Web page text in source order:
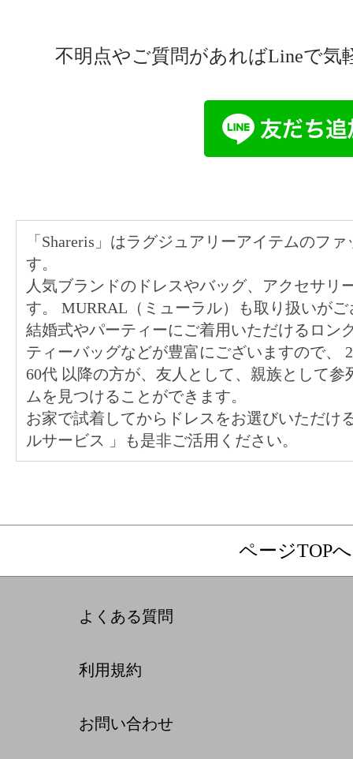
不明点やご質問があればLineで気
「Shareris」はラグジュアリーアイテムのフ
す。
人気ブランドのドレスやバッグ、アクセサリ
す。 MURRAL（ミューラル）も取り扱いが
結婚式やパーティーにご着用いただけるロン
ティーバッグなどが豊富にございますので、
60代 以降の方が、友人として、親族として
ムを見つけることができます。
お家で試着してからドレスをお選びいただけ
ルサービス
」も是非ご活用ください。
ページTOPへ
よくある質問
利用規約
お問い合わせ